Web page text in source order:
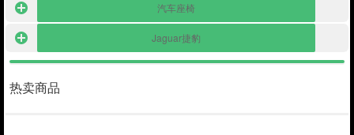
汽车座椅
Jaguar捷豹
热卖商品